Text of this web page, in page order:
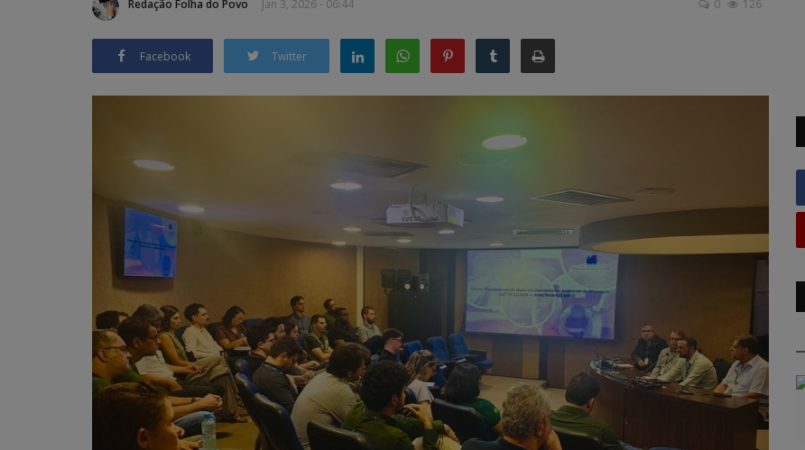
Redação Folha do Povo Jan 3, 2026 - 06:44 0 126
Facebook Twitter